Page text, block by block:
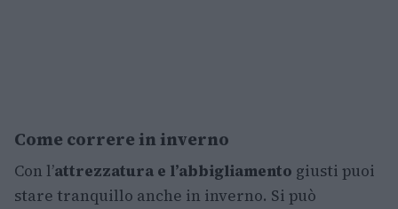
Come correre in inverno
Con l’attrezzatura e l’abbigliamento giusti puoi
stare tranquillo anche in inverno. Si può